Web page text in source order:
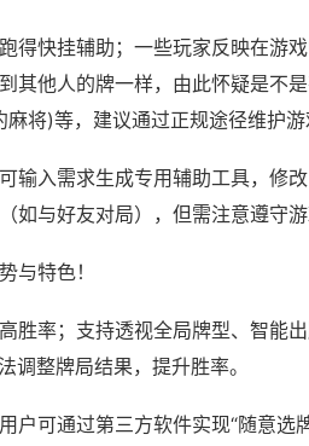
得快挂辅助；一些玩家反映在游
其他人的牌一样，由此怀疑是不
将)等，建议通过正规途径维护游
输入需求生成专用辅助工具，修
如与好友对局），但需注意遵守游
与特色！
胜率；支持透视全局牌型、智能
调整牌局结果，提升胜率。
户可通过第三方软件实现“随意选